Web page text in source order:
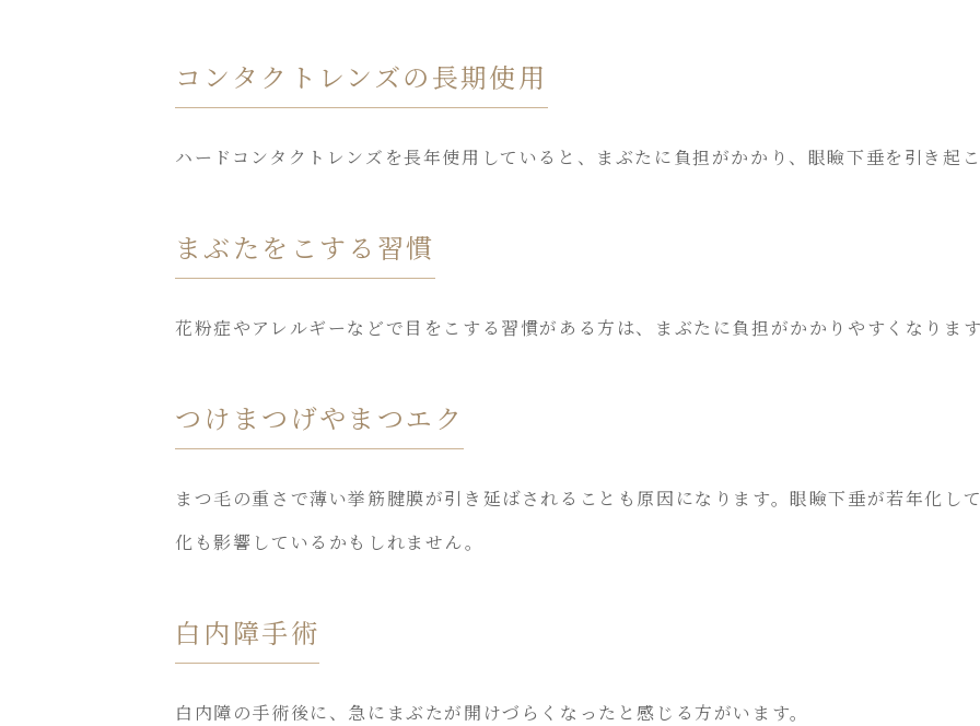
コンタクトレンズの長期使用
ハードコンタクトレンズを長年使用していると、まぶたに負担がかかり、眼瞼下垂を引き起こ
まぶたをこする習慣
花粉症やアレルギーなどで目をこする習慣がある方は、まぶたに負担がかかりやすくなります
つけまつげやまつエク
まつ毛の重さで薄い挙筋腱膜が引き延ばされることも原因になります。眼瞼下垂が若年化し
化も影響しているかもしれません。
白内障手術
白内障の手術後に、急にまぶたが開けづらくなったと感じる方がいます。